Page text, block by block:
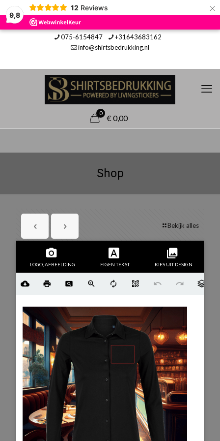
9,8
12 Reviews ×
075-6154847
+31643683162
info@shirtsbedrukking.nl
0
€ 0,00
Shop
Bekijk alles
LOGO, AFBEELDING EIGEN TEKST KIES UIT DESIGN